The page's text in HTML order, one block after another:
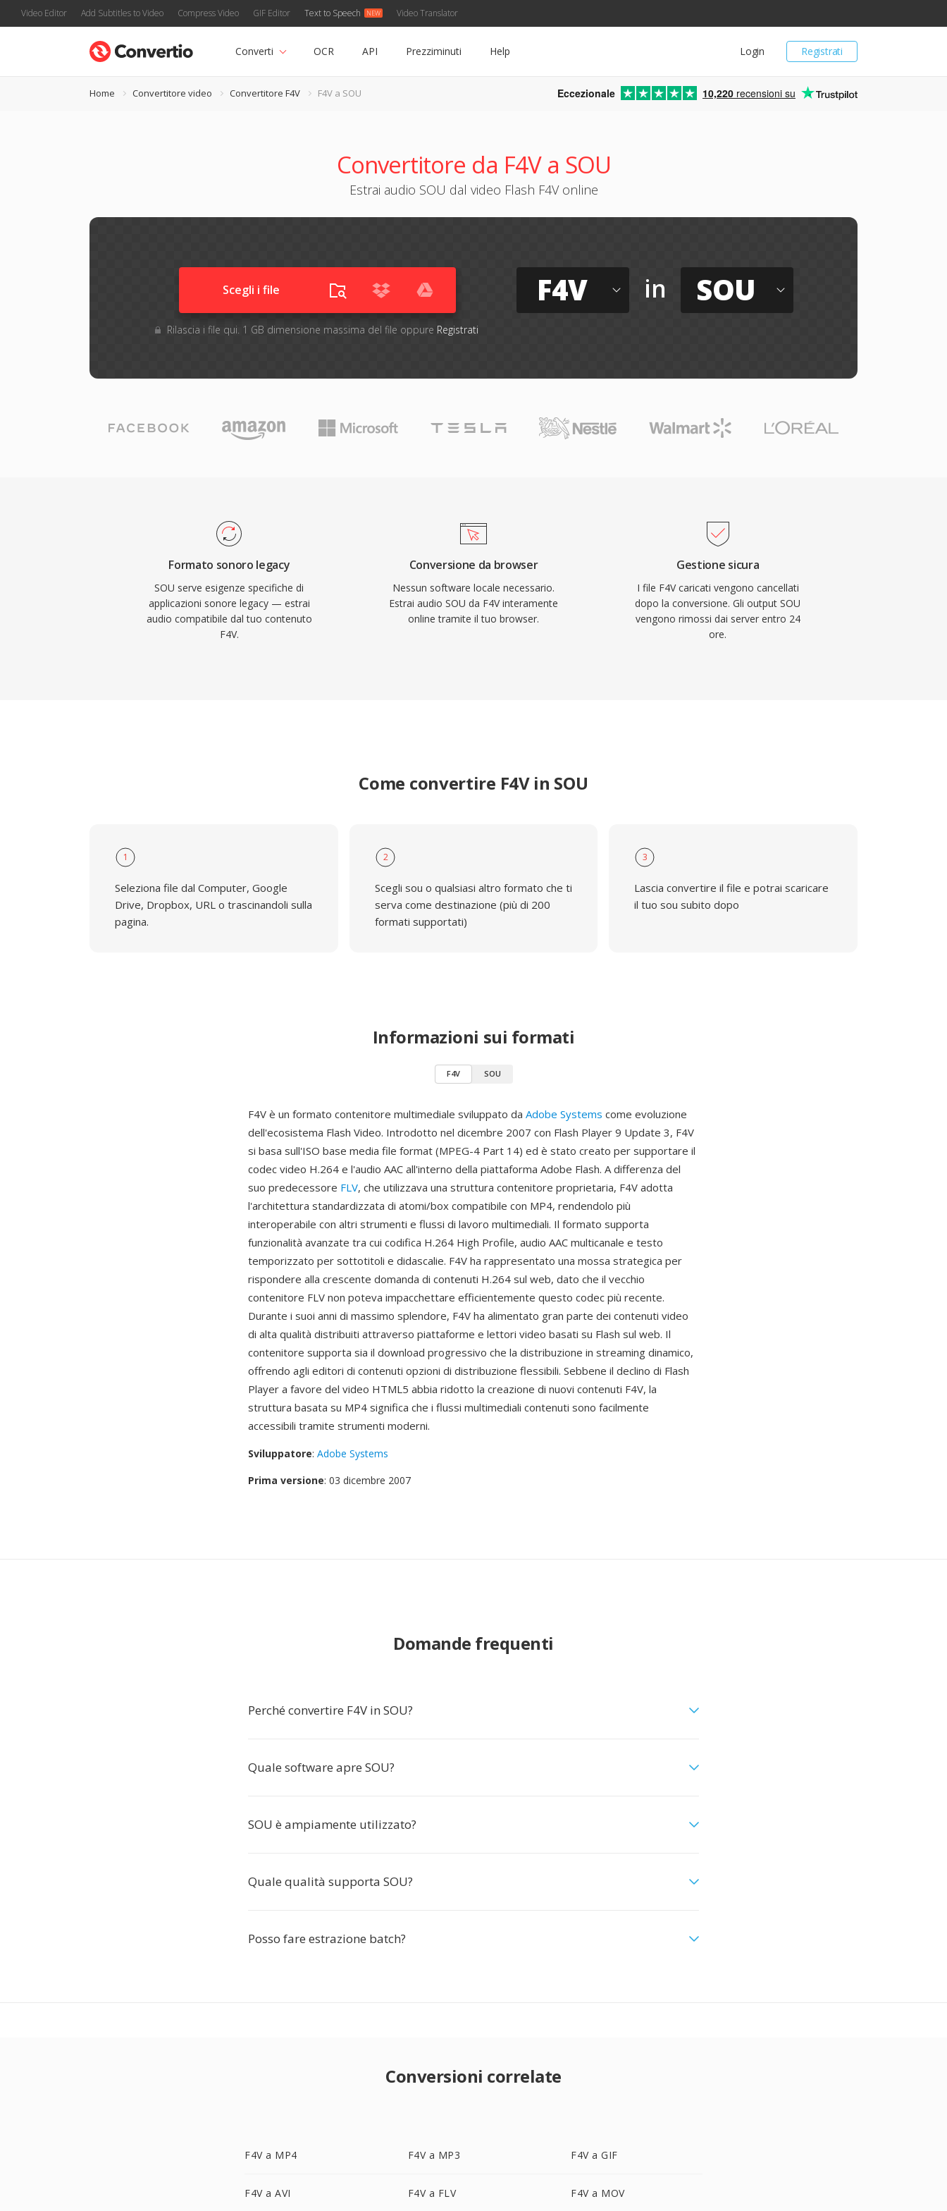
Video Editor Add Subtitles to Video Compress Video GIF Editor Text to Speech Video Translator
Registrati
Login
Converti OCR API Prezziminuti Help
Home Convertitore video Convertitore F4V F4V a SOU Eccezionale 10,220 recensioni su
Convertitore da F4V a SOU
Estrai audio SOU dal video Flash F4V online
Scegli i file
Rilascia i file qui. 1 GB dimensione massima del file oppure Registrati
F4V in SOU
Formato sonoro legacy
SOU serve esigenze specifiche di
applicazioni sonore legacy — estrai
audio compatibile dal tuo contenuto
F4V.
Conversione da browser
Nessun software locale necessario.
Estrai audio SOU da F4V interamente
online tramite il tuo browser.
Gestione sicura
I file F4V caricati vengono cancellati
dopo la conversione. Gli output SOU
vengono rimossi dai server entro 24
ore.
Come convertire F4V in SOU
1
Seleziona file dal Computer, Google
Drive, Dropbox, URL o trascinandoli sulla
pagina.
2
Scegli sou o qualsiasi altro formato che ti
serva come destinazione (più di 200
formati supportati)
3
Lascia convertire il file e potrai scaricare
il tuo sou subito dopo
Informazioni sui formati
F4V SOU
F4V è un formato contenitore multimediale sviluppato da Adobe Systems come evoluzione
dell'ecosistema Flash Video. Introdotto nel dicembre 2007 con Flash Player 9 Update 3, F4V
si basa sull'ISO base media file format (MPEG-4 Part 14) ed è stato creato per supportare il
codec video H.264 e l'audio AAC all'interno della piattaforma Adobe Flash. A differenza del
suo predecessore FLV, che utilizzava una struttura contenitore proprietaria, F4V adotta
l'architettura standardizzata di atomi/box compatibile con MP4, rendendolo più
interoperabile con altri strumenti e flussi di lavoro multimediali. Il formato supporta
funzionalità avanzate tra cui codifica H.264 High Profile, audio AAC multicanale e testo
temporizzato per sottotitoli e didascalie. F4V ha rappresentato una mossa strategica per
rispondere alla crescente domanda di contenuti H.264 sul web, dato che il vecchio
contenitore FLV non poteva impacchettare efficientemente questo codec più recente.
Durante i suoi anni di massimo splendore, F4V ha alimentato gran parte dei contenuti video
di alta qualità distribuiti attraverso piattaforme e lettori video basati su Flash sul web. Il
contenitore supporta sia il download progressivo che la distribuzione in streaming dinamico,
offrendo agli editori di contenuti opzioni di distribuzione flessibili. Sebbene il declino di Flash
Player a favore del video HTML5 abbia ridotto la creazione di nuovi contenuti F4V, la
struttura basata su MP4 significa che i flussi multimediali contenuti sono facilmente
accessibili tramite strumenti moderni.
Sviluppatore: Adobe Systems
Prima versione: 03 dicembre 2007
Domande frequenti
Perché convertire F4V in SOU?
Quale software apre SOU?
SOU è ampiamente utilizzato?
Quale qualità supporta SOU?
Posso fare estrazione batch?
Conversioni correlate
F4V a MP4 F4V a MP3 F4V a GIF
F4V a AVI F4V a FLV F4V a MOV